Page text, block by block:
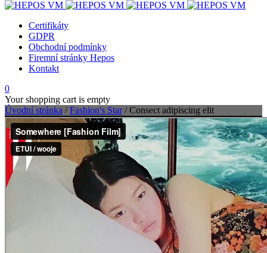
Certifikáty
GDPR
Obchodní podmínky
Firemní stránky Hepos
Kontakt
0
Your shopping cart is empty
Úvodní stránka / Fashion's Star / Consect adipiscing elit